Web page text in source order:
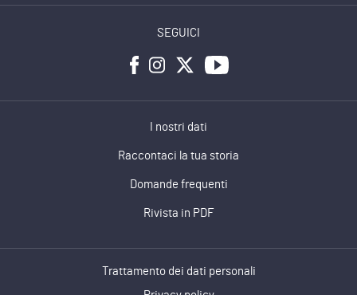
SEGUICI
I nostri dati
Raccontaci la tua storia
Domande frequenti
Rivista in PDF
Trattamento dei dati personali